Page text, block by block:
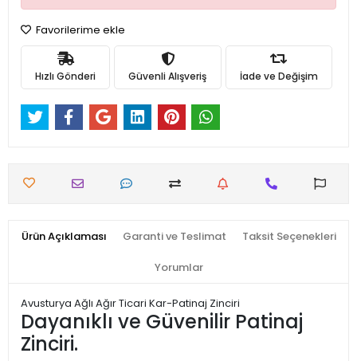
Favorilerime ekle
Hızlı Gönderi Güvenli Alışveriş İade ve Değişim
Ürün Açıklaması Garanti ve Teslimat Taksit Seçenekleri
Yorumlar
Avusturya Ağlı Ağır Ticari Kar-Patinaj Zinciri
Dayanıklı ve Güvenilir Patinaj
Zinciri.